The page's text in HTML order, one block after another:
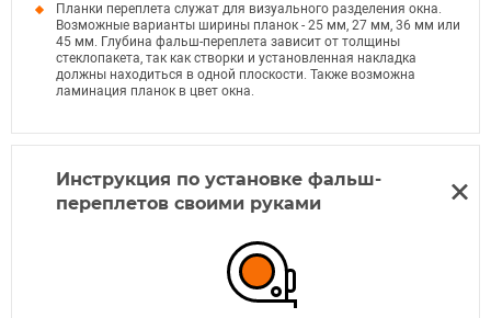
Планки переплета служат для визуального разделения окна.
Возможные варианты ширины планок - 25 мм, 27 мм, 36 мм или
45 мм. Глубина фальш-переплета зависит от толщины
стеклопакета, так как створки и установленная накладка
должны находиться в одной плоскости. Также возможна
ламинация планок в цвет окна.
Инструкция по установке фальш-
переплетов своими руками